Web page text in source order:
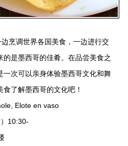
烹调世界各国美食，一边进行交
是墨西哥的佳肴。在品尝美食之
一次可以亲身体验墨西哥文化和舞
了解墨西哥的文化吧！
Elote en vaso
10:30-